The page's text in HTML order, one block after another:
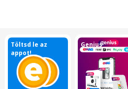
Töltsd le az
appot!
Genius